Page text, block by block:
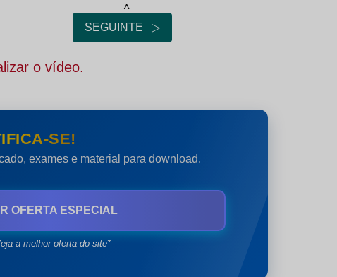
˄
SEGUINTE ▷
o vídeo.
SE!
exames e material para download.
OFERTA ESPECIAL
a melhor oferta do site*